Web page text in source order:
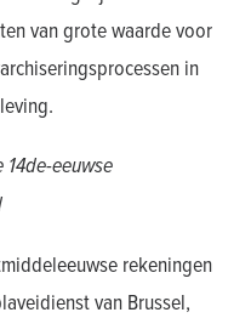
van grote waarde voor
in
14de-eeuwse
rekeningen
van Brussel,